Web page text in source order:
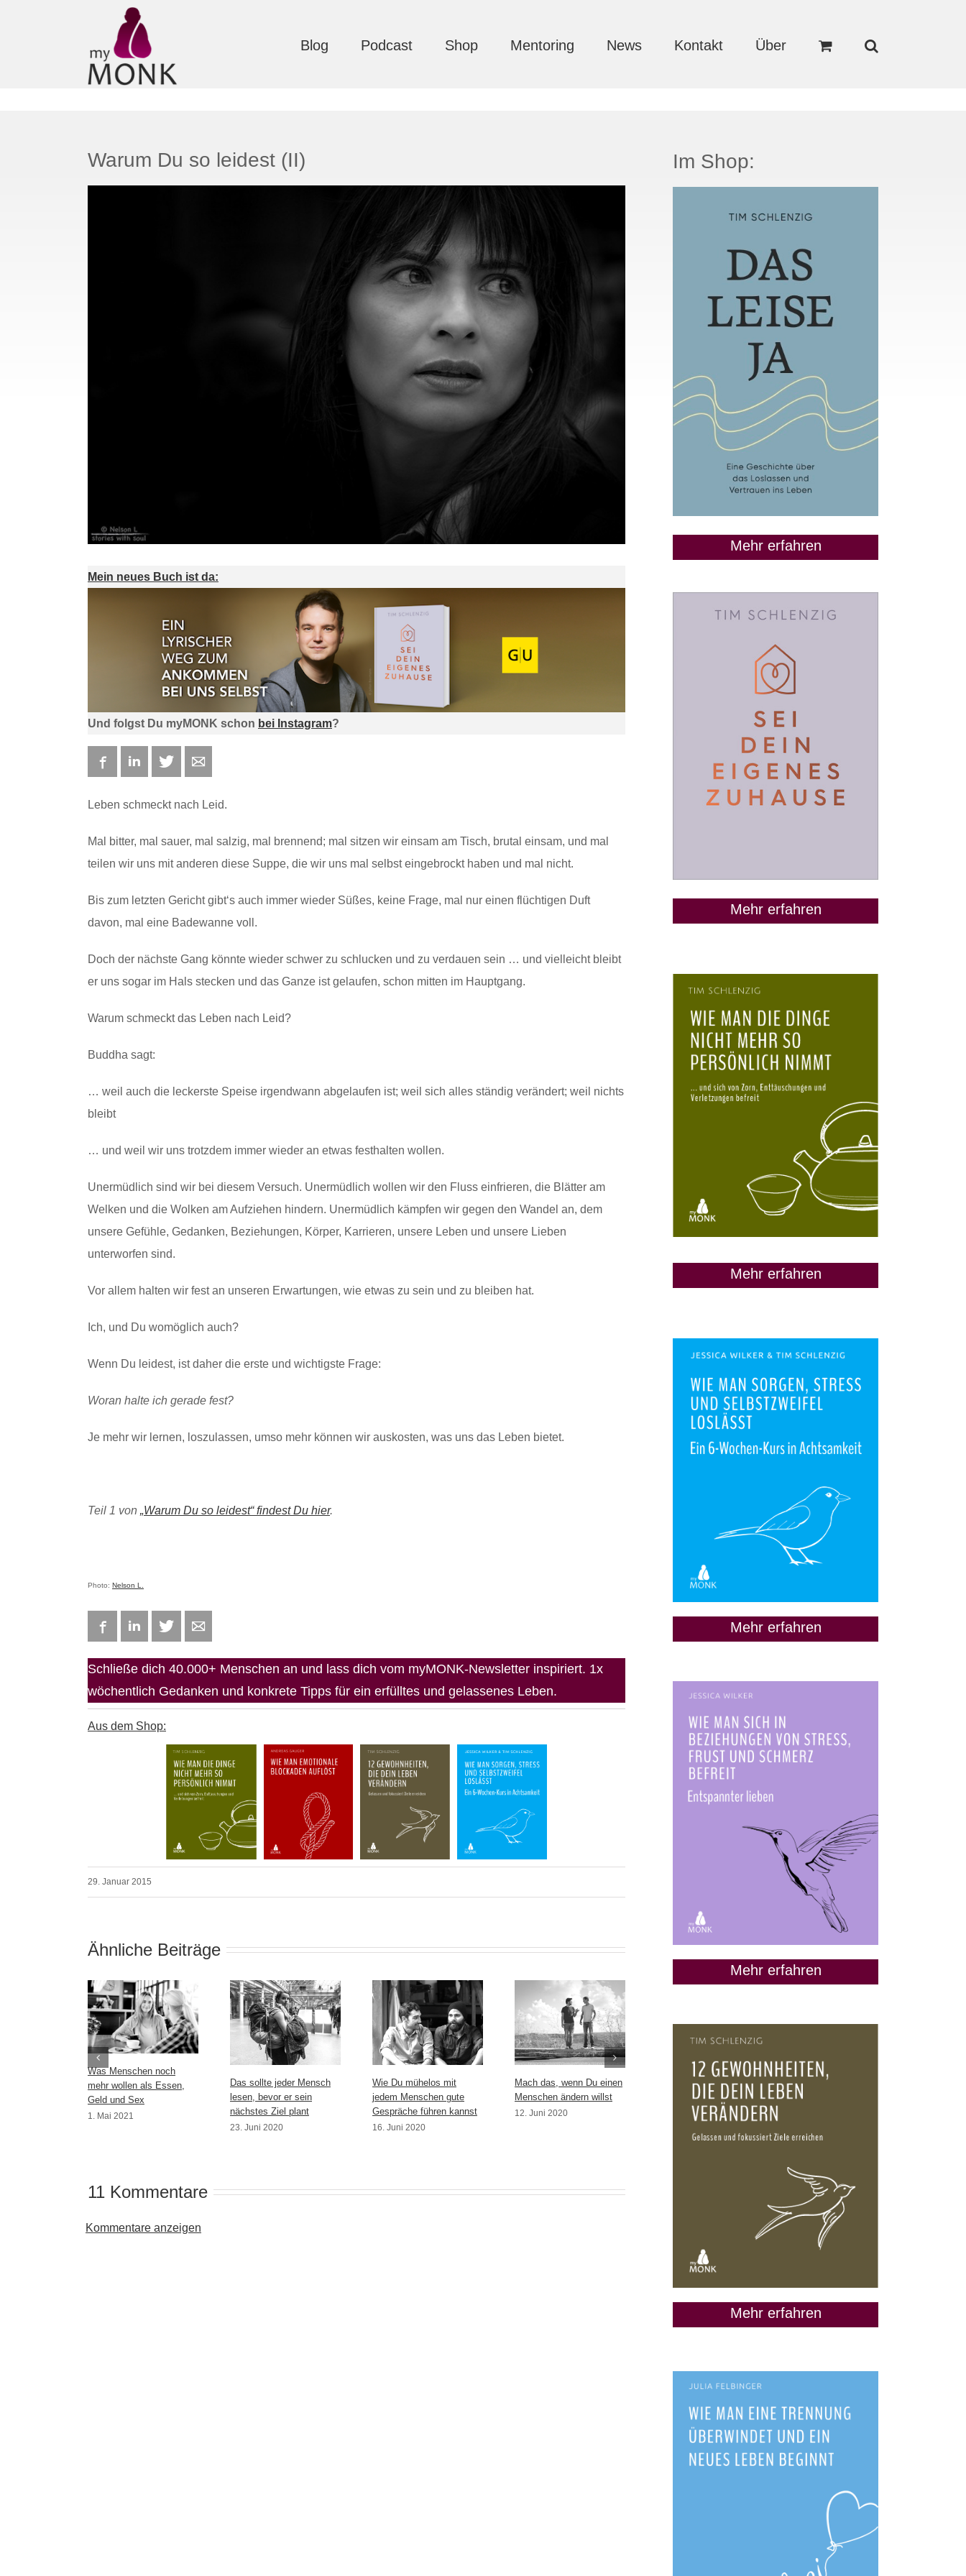
Blog Podcast Shop Mentoring News Kontakt Über
Warum Du so leidest (II)
Mein neues Buch ist da:
Und folgst Du myMONK schon bei Instagram?
FacebookLinkedIn Twitter
Leben schmeckt nach Leid.
Mal bitter, mal sauer, mal salzig, mal brennend; mal sitzen wir einsam am Tisch, brutal einsam, und mal
teilen wir uns mit anderen diese Suppe, die wir uns mal selbst eingebrockt haben und mal nicht.
Bis zum letzten Gericht gibt‘s auch immer wieder Süßes, keine Frage, mal nur einen flüchtigen Duft
davon, mal eine Badewanne voll.
Doch der nächste Gang könnte wieder schwer zu schlucken und zu verdauen sein … und vielleicht bleibt
er uns sogar im Hals stecken und das Ganze ist gelaufen, schon mitten im Hauptgang.
Warum schmeckt das Leben nach Leid?
Buddha sagt:
… weil auch die leckerste Speise irgendwann abgelaufen ist; weil sich alles ständig verändert; weil nichts
bleibt
… und weil wir uns trotzdem immer wieder an etwas festhalten wollen.
Unermüdlich sind wir bei diesem Versuch. Unermüdlich wollen wir den Fluss einfrieren, die Blätter am
Welken und die Wolken am Aufziehen hindern. Unermüdlich kämpfen wir gegen den Wandel an, dem
unsere Gefühle, Gedanken, Beziehungen, Körper, Karrieren, unsere Leben und unsere Lieben
unterworfen sind.
Vor allem halten wir fest an unseren Erwartungen, wie etwas zu sein und zu bleiben hat.
Ich, und Du womöglich auch?
Wenn Du leidest, ist daher die erste und wichtigste Frage:
Woran halte ich gerade fest?
Je mehr wir lernen, loszulassen, umso mehr können wir auskosten, was uns das Leben bietet.
Teil 1 von „Warum Du so leidest“ findest Du hier.
Photo: Nelson L.
FacebookLinkedIn Twitter
Schließe dich 40.000+ Menschen an und lass dich vom myMONK-Newsletter inspiriert. 1x
wöchentlich Gedanken und konkrete Tipps für ein erfülltes und gelassenes Leben.
Aus dem Shop:
29. Januar 2015
Ähnliche Beiträge
Was Menschen noch
mehr wollen als Essen,
Geld und Sex
1. Mai 2021
Das sollte jeder Mensch
lesen, bevor er sein
nächstes Ziel plant
23. Juni 2020
Wie Du mühelos mit
jedem Menschen gute
Gespräche führen kannst
16. Juni 2020
Mach das, wenn Du einen
Menschen ändern willst
12. Juni 2020
„Lass uns Freunde
bleiben“: Wann das keine
gute Idee ist
11 Kommentare
Kommentare anzeigen
Im Shop:
Mehr erfahren
Mehr erfahren
Mehr erfahren
Mehr erfahren
Mehr erfahren
Mehr erfahren